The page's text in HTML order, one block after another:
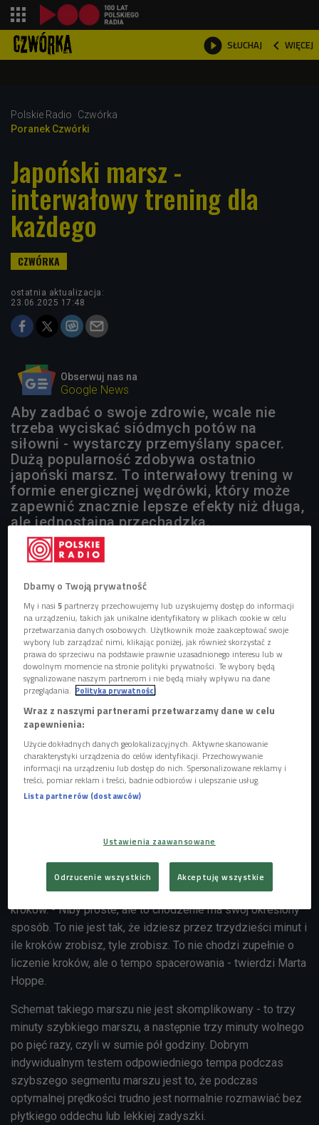
 SŁUCHAJ  WIĘCEJ

Polskie Radio
Czwórka
Poranek Czwórki
Japoński marsz -
interwałowy trening dla
każdego
ostatnia aktualizacja:
23.06.2025 17:48
Obserwuj nas na
Google News
Aby zadbać o swoje zdrowie, wcale nie
trzeba wyciskać siódmych potów na
siłowni - wystarczy przemyślany spacer.
Dużą popularność zdobywa ostatnio
japoński marsz. To interwałowy trening w
formie energicznej wędrówki, który może
zapewnić znacznie lepsze efekty niż długa,
ale jednostajna przechadzka.
Na czym polega japoński spacer?
- Od dawna się mówiło, że 10 tysięcy kroków dziennie to
jest norma, którą powinniśmy wyrobić, żeby być w dobrej
kondycji, a przy okazji utrzymać formę i linię - mówi Marta
tych kroków rzeczywiście zrobić - dodaje.
Japoński marsz 30-minutowy to nowy internetowy trend,
który zdaje się bardziej efektywny niż metoda 10 tysięcy
kroków. - Niby proste, ale to chodzenie ma swój określony
sposób. To nie jest tak, że idziesz przez trzydzieści minut i
ile kroków zrobisz, tyle zrobisz. To nie chodzi zupełnie o
liczenie kroków, ale o tempo spacerowania - twierdzi Marta
Hoppe.
Schemat takiego marszu nie jest skomplikowany - to trzy
minuty szybkiego marszu, a następnie trzy minuty wolnego
po pięć razy, czyli w sumie pół godziny. Dobrym
indywidualnym testem odpowiedniego tempa podczas
szybszego segmentu marszu jest to, że podczas
optymalnej prędkości trudno jest normalnie rozmawiać bez
płytkiego oddechu lub lekkiej zadyszki.
Dbamy o Twoją prywatność
My i nasi5 partnerzy przechowujemy lub uzyskujemy dostęp do informacji
na urządzeniu, takich jak unikalne identyfikatory w plikach cookie w celu
przetwarzania danych osobowych. Użytkownik może zaakceptować swoje
wybory lub zarządzać nimi, klikając poniżej, jak również skorzystać z
prawa do sprzeciwu na podstawie prawnie uzasadnionego interesu lub w
dowolnym momencie na stronie polityki prywatności. Te wybory będą
sygnalizowane naszym partnerom i nie będą miały wpływu na dane
przeglądania. Polityka prywatności
Wraz z naszymi partnerami przetwarzamy dane w celu
zapewnienia:
Użycie dokładnych danych geolokalizacyjnych. Aktywne skanowanie
charakterystyki urządzenia do celów identyfikacji. Przechowywanie
informacji na urządzeniu lub dostęp do nich. Spersonalizowane reklamy i
treści, pomiar reklam i treści, badnie odbiorców i ulepszanie usług.
Lista partnerów (dostawców)
Ustawienia zaawansowane
Odrzucenie wszystkich Akceptuję wszystkie